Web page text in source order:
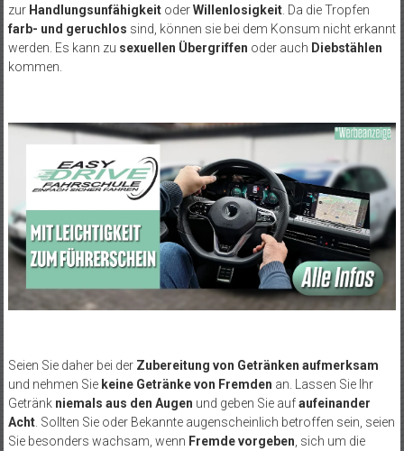
zur HandlungsunfähigkeitoderWillenlosigkeit. Da die Tropfen
farb- und geruchlos sind, können sie bei dem Konsum nicht erkannt
werden. Es kann zu sexuellen Übergriffen oder auch Diebstählen
kommen.
Seien Sie daher bei der Zubereitung von Getränken aufmerksam
und nehmen Sie keine Getränke von Fremden an. Lassen Sie Ihr
Getränk niemals aus den Augen und geben Sie aufaufeinander
Acht. Sollten Sie oder Bekannte augenscheinlich betroffen sein, seien
Sie besonders wachsam, wenn Fremde vorgeben , sich um die